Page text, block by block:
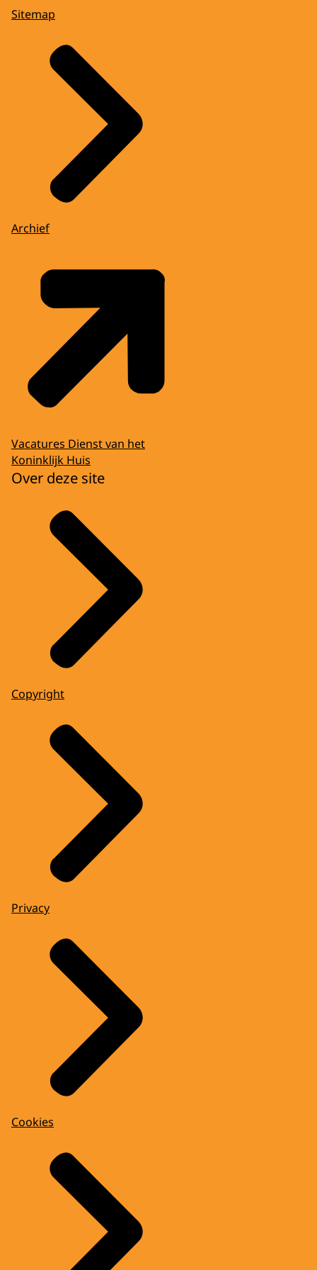
Sitemap
Archief
Vacatures Dienst van het
Koninklijk Huis
Over deze site
Copyright
Privacy
Cookies